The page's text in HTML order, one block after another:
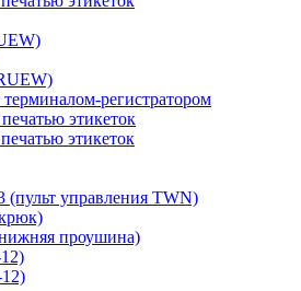
регистратором
этикеток
этикеток
(пульт управления TWN)
проушина)